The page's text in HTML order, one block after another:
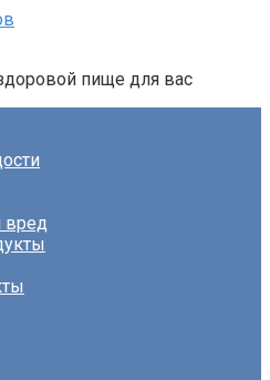
пище для вас
вред